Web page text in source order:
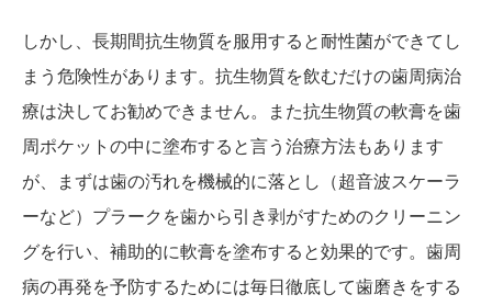
しかし、長期間抗生物質を服用すると耐性菌ができてし
まう危険性があります。抗生物質を飲むだけの歯周病治
療は決してお勧めできません。また抗生物質の軟膏を歯
周ポケットの中に塗布すると言う治療方法もあります
が、まずは歯の汚れを機械的に落とし（超音波スケーラ
ーなど）プラークを歯から引き剥がすためのクリーニン
グを行い、補助的に軟膏を塗布すると効果的です。歯周
病の再発を予防するためには毎日徹底して歯磨きをする